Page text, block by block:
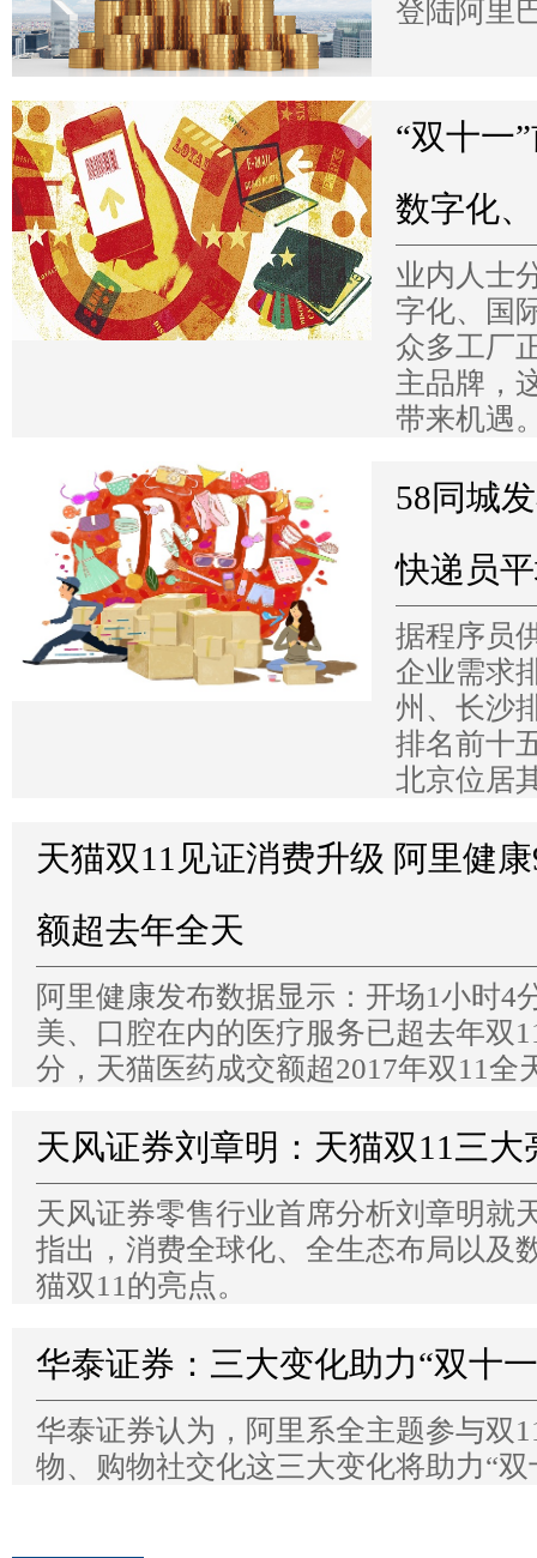
登陆阿里
“双十一
数字化
业内人士
字化、国
众多工厂
主品牌，
带来机遇
58同城
快递员
据程序员
企业需求
州、长沙
排名前十
北京位居
天猫双11见证消费升级 阿里健
额超去年全天
阿里健康发布数据显示：开场1小时4
美、口腔在内的医疗服务已超去年双
分，天猫医药成交额超2017年双11全
天风证券刘章明：天猫双11三大
天风证券零售行业首席分析刘章明就
指出，消费全球化、全生态布局以及
猫双11的亮点。
华泰证券：三大变化助力“双十
华泰证券认为，阿里系全主题参与双
物、购物社交化这三大变化将助力“